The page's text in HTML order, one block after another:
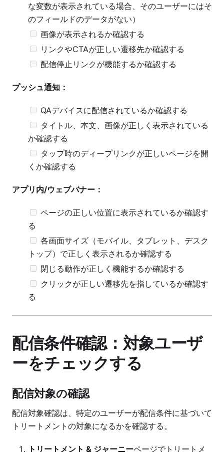
な変数が表示されている場合、そのユーザーにはそ
のフィールドのデータがない）
画像が表示されるか確認する
リンクやCTAが正しい遷移先か確認する
配信停止リンクが機能するか確認する
プッシュ通知：
QAデバイスに配信されているか確認する
タイトル、本文、画像が正しく表示されている
か確認する
タップ時のディープリンクが正しいページを開
くか確認する
アプリ内/ウェブバナー：
ページの正しい位置に表示されているか確認す
る
各画面サイズ（モバイル、タブレット、デスク
トップ）で正しく表示されるか確認する
閉じる動作が正しく機能するか確認する
クリックが正しい遷移先を指しているか確認す
る
配信条件確認：対象ユーザ
ーをチェックする
配信対象の確認
配信対象確認は、特定のユーザーが配信条件に基づいて
トリートメントの対象になるかを確認する。
トリートメント & ジャーニーページでトリートメ